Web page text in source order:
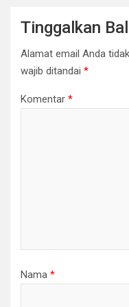
Tinggalkan
Alamat email Anda
wajib ditandai *
Komentar *
Nama *